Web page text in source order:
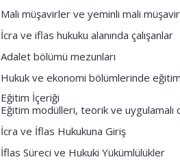
Mali müşavirler ve yeminli mali
İcra ve iflas hukuku alanında çalışanlar
Adalet bölümü mezunları
Hukuk ve ekonomi bölümlerinde
Eğitim İçeriği
Eğitim modülleri, teorik ve uygulamalı
İcra ve İflas Hukukuna Giriş
İflas Süreci ve Hukuki Yükümlülükler